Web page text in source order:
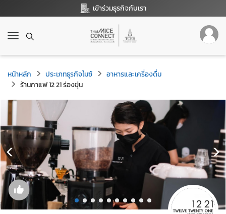
เข้าร่วมธุรกิจกับเรา
T
g
g
l
e
n
i
g
a
t
i
n
หน้าหลัก ประเภทธุรกิจไมซ์
อาหารและเครื่องดื่ม
ร้านกาแฟ 12 21 ร่องขุ่น